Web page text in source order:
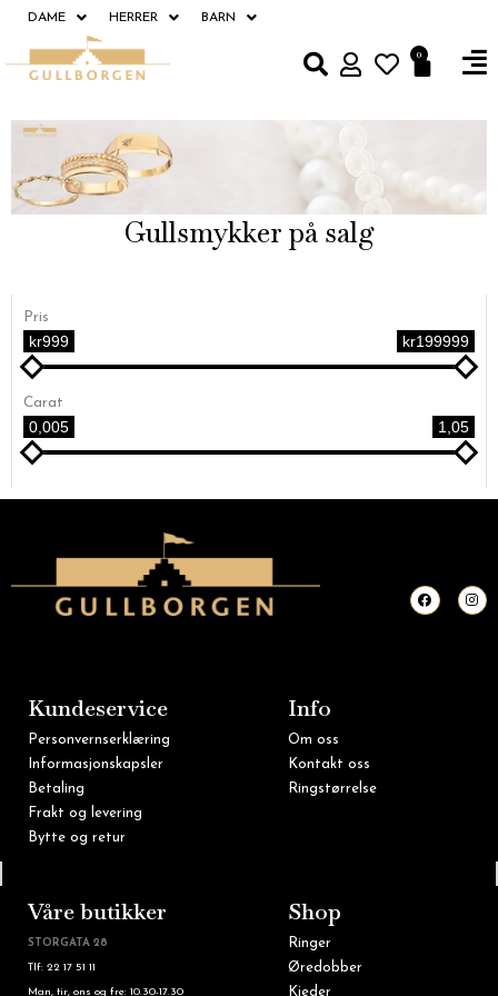
Hopp
innholdet
DAME HERRER BARN
0
Gullsmykker på salg
Pris
kr999 kr199999
Carat
0,005 1,05
F
a
c
I
n
s
Kundeservice
Personvernserklæring
Informasjonskapsler
Betaling
Frakt og levering
Bytte og retur
Info
Om oss
Kontakt oss
Ringstørrelse
Våre butikker
STORGATA 28
Tlf: 22 17 51 11
Man, tir, ons og fre: 10.30-17.30
Shop
Ringer
Øredobber
Kjeder